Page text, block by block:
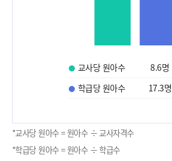
교사당 원아수 8.6명
학급당 원아수
17.3명
*교사당 원아수 = 원아수 ÷ 교사자격수
*학급당 원아수 = 원아수 ÷ 학급수